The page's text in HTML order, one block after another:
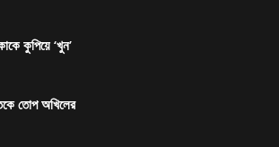
কুপিয়ে ‘খুন’
তোপ অখিলের